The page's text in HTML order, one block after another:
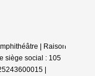
| Raison
siège social : 105
|